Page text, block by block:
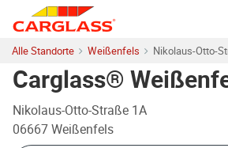
Skip to content
Return to Nav
Alle Standorte Weißenfels Nikolaus-Otto-
Carglass®
Nikolaus-Otto-Straße 1A
06667Weißenfels